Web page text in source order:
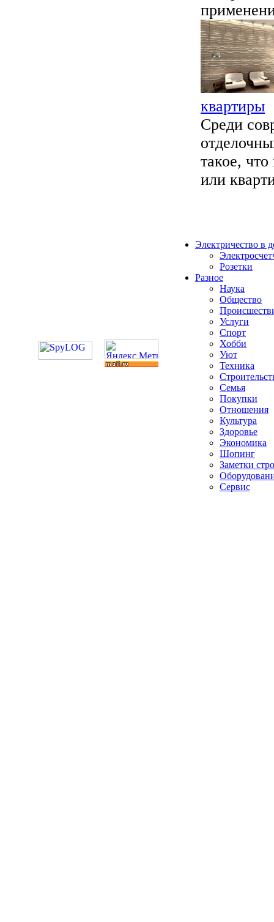
квартиры
Среди
такое,
или
Электричество в
Розетки
Разное
Наука
Общество
Услуги
Спорт
Хобби
Уют
Техника
Семья
Покупки
Отношения
Культура
Здоровье
Экономика
Шопинг
Заметки
Сервис